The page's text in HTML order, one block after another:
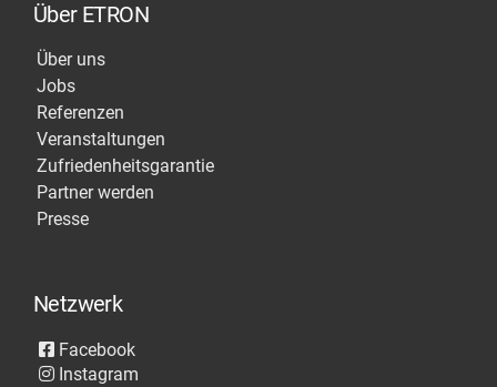
Über ETRON
Über uns
Jobs
Referenzen
Veranstaltungen
Zufriedenheitsgarantie
Partner werden
Presse
Netzwerk
Facebook
Instagram